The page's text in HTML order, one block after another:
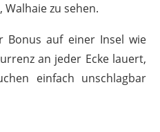
zu sehen.
Bonus auf einer Insel wie
an jeder Ecke lauert,
einfach unschlagbar